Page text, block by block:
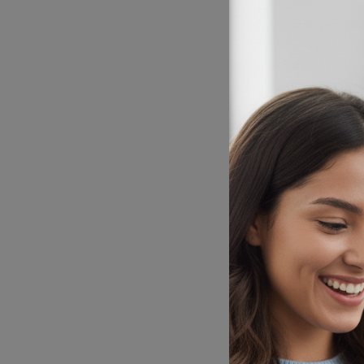
Una de las
En niños, la
Diagnóstico
Presentación
No se
¿Cómo se
Se administra
Tomarlo
No ajustar la
No triturar ni
En niños, usar
¿Cada cuánto
La frecuencia
durante el
Si olvidas una